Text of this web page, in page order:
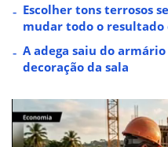
Escolher tons terrosos
mudar todo o resultado
A adega saiu do
decoração da sala